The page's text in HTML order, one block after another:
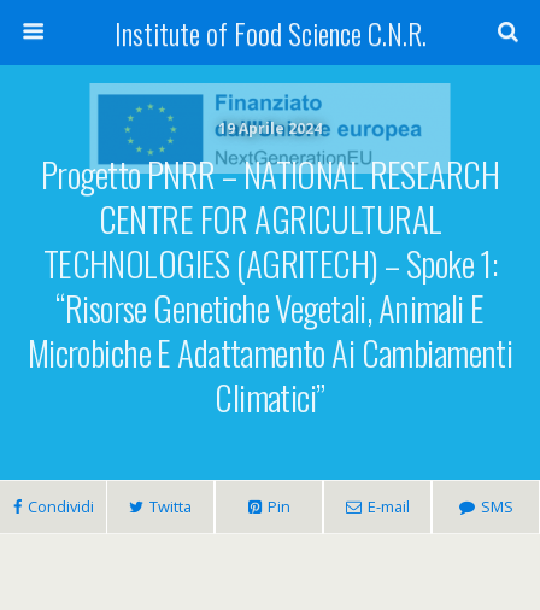
Institute of Food Science C.N.R.
19 Aprile 2024
Progetto PNRR – NATIONAL RESEARCH
CENTRE FOR AGRICULTURAL
TECHNOLOGIES (AGRITECH) – Spoke 1:
“Risorse Genetiche Vegetali, Animali E
Microbiche E Adattamento Ai Cambiamenti
Climatici”
Condividi Twitta Pin E-mail SMS